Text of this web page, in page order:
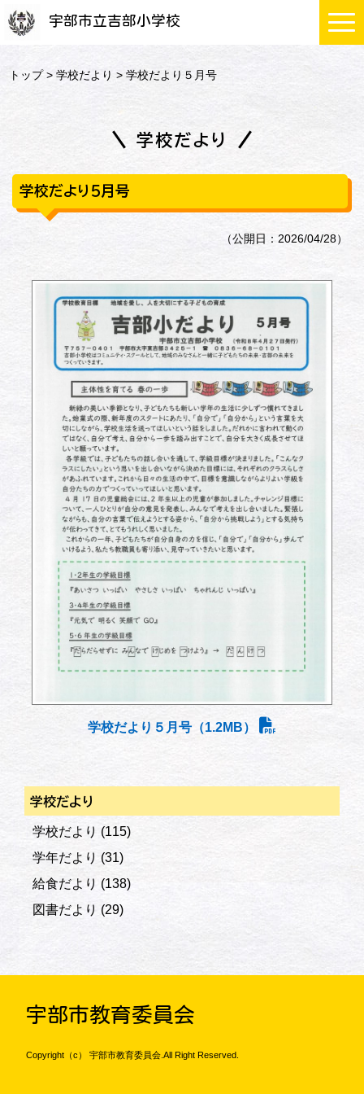
宇部市立吉部小学校
トップ>学校だより > 学校だより５月号
学校だより
学校だより５月号
（公開日：2026/04/28）
学校だより５月号（1.2MB）
学校だより
学校だより (115)
学年だより (31)
給食だより (138)
図書だより (29)
宇部市教育委員会
Copyright（c） 宇部市教育委員会.All Right Reserved.